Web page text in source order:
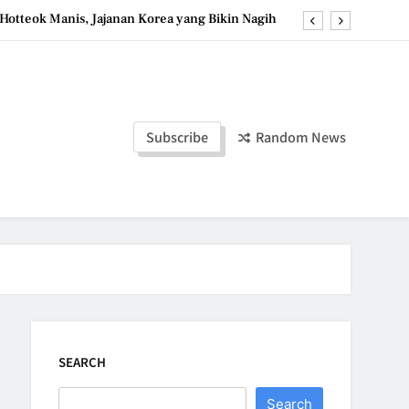
Hotteok Manis, Jajanan Korea yang Bikin Nagih
the Simple Ingredients That Make It Perfect
Tzatziki Yogurt Saus Segar Favorit Mediterania
Subscribe Random News
SEARCH
Search